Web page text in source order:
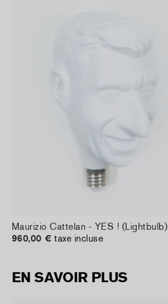
Maurizio Cattelan - YES ! (Lightbulb)
960,00 € taxe incluse
EN SAVOIR PLUS